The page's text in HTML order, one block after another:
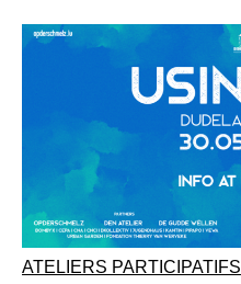
ATELIERS PARTICIPATIFS